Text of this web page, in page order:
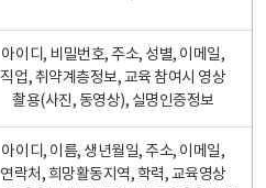
아이디, 비밀번호, 주소, 성별, 이메일,
직업, 취약계층정보, 교육 참여시 영상
촬용(사진, 동영상), 실명인증정보
아이디, 이름, 생년월일, 주소, 이메일,
연락처, 희망활동지역, 학력, 교육영상